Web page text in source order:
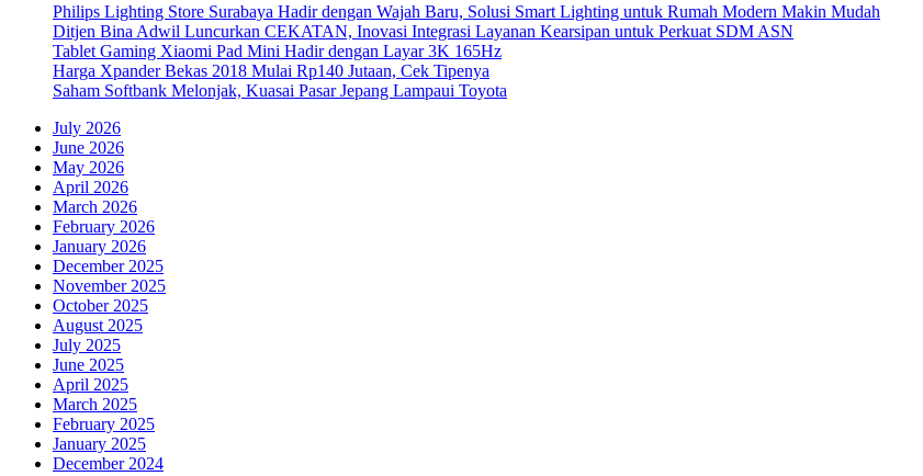
Philips Lighting Store Surabaya Hadir dengan Wajah Baru, Solusi Smart Lighting untuk Rumah Modern Makin Mudah
Ditjen Bina Adwil Luncurkan CEKATAN, Inovasi Integrasi Layanan Kearsipan untuk Perkuat SDM ASN
Tablet Gaming Xiaomi Pad Mini Hadir dengan Layar 3K 165Hz
Harga Xpander Bekas 2018 Mulai Rp140 Jutaan, Cek Tipenya
Saham Softbank Melonjak, Kuasai Pasar Jepang Lampaui Toyota
July 2026
June 2026
May 2026
April 2026
March 2026
February 2026
January 2026
December 2025
November 2025
October 2025
August 2025
July 2025
June 2025
April 2025
March 2025
February 2025
January 2025
December 2024